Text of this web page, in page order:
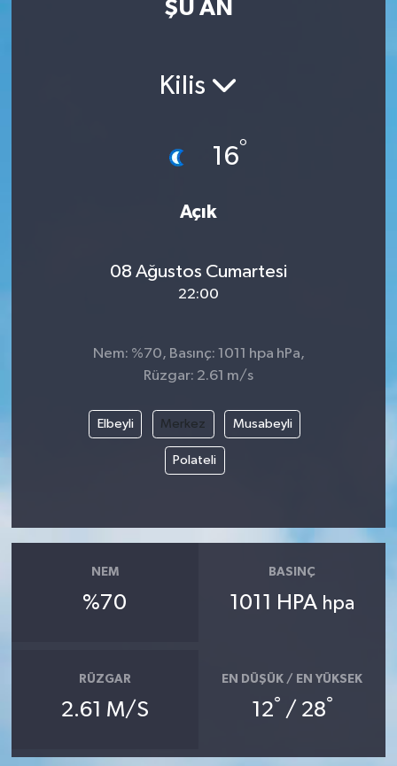
ŞU AN
Kilis
16°
Açık
08 Ağustos Cumartesi
22:00
Nem: %70, Basınç: 1011 hpa hPa,
Rüzgar: 2.61 m/s
Elbeyli Merkez Musabeyli
Polateli
NEM
%70
BASINÇ
1011 HPA hpa
RÜZGAR
2.61 M/S
EN DÜŞÜK / EN YÜKSEK
12° / 28°